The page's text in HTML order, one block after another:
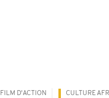
FILM D'ACTION CULTURE